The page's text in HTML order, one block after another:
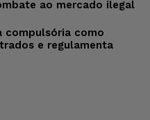
ao mercado ilegal
compulsória como
e regulamenta